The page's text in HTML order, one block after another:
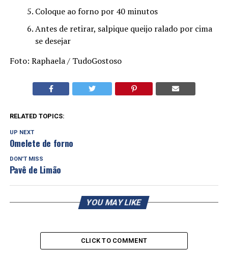
Coloque ao forno por 40 minutos
Antes de retirar, salpique queijo ralado por cima
se desejar
Foto: Raphaela / TudoGostoso
RELATED TOPICS:
UP NEXT
Omelete de forno
DON'T MISS
Pavê de Limão
YOU MAY LIKE
CLICK TO COMMENT